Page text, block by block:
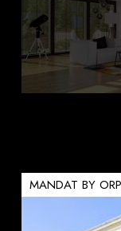
MANDAT BY